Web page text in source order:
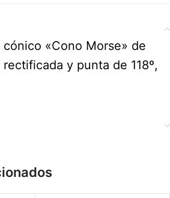
cónico «Cono Morse» de
y punta de 118º,